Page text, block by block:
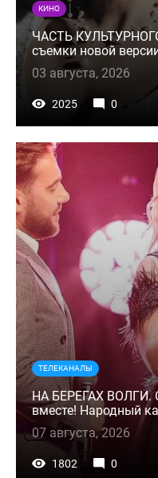
КИНО
ЧАСТЬ
съемки новой
03 августа, 2026
2025 0
ТЕЛЕКАНАЛЫ
НА БЕРЕГАХ ВОЛГИ.
вместе! Народный
07 августа, 2026
1802 0